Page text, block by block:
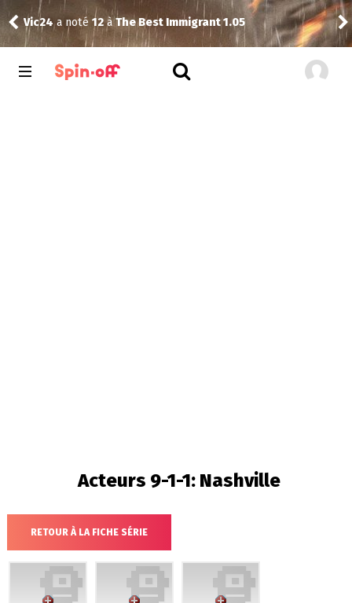
Vic24a noté 12àThe Best Immigrant 1.05 Sim
Acteurs 9-1-1: Nashville
RETOUR À LA FICHE SÉRIE